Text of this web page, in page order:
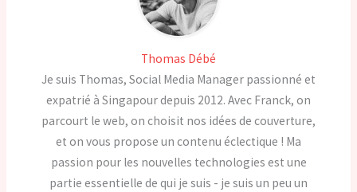
Thomas Débé
Je suis Thomas, Social Media Manager passionné et
expatrié à Singapour depuis 2012. Avec Franck, on
parcourt le web, on choisit nos idées de couverture,
et on vous propose un contenu éclectique ! Ma
passion pour les nouvelles technologies est une
partie essentielle de qui je suis - je suis un peu un